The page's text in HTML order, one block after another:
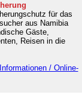
für das
aus Namibia
Gäste,
Reisen in die
/ Online-